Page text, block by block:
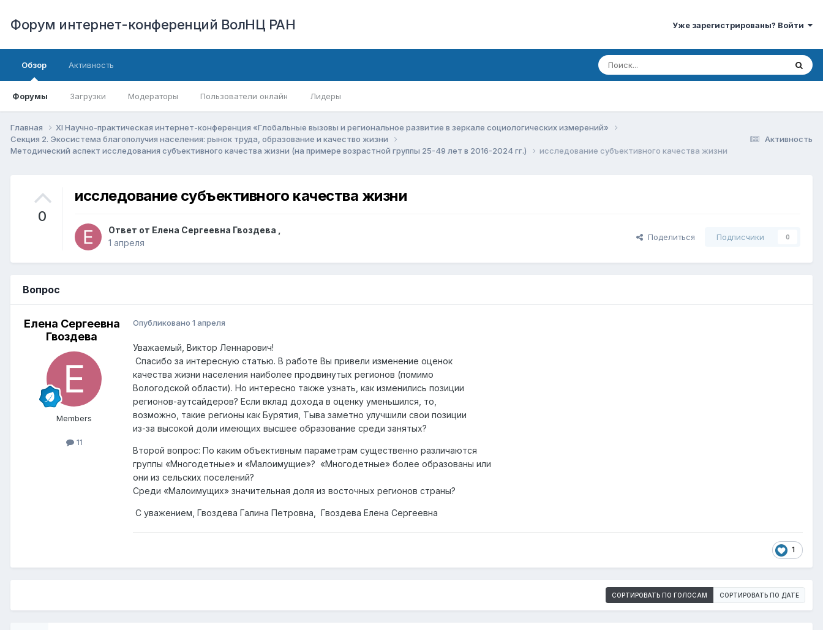
Форум интернет-конференций ВолНЦ РАН Уже зарегистрированы? Войти
Обзор
Форумы Загрузки Модераторы Пользователи онлайн Лидеры
Активность
Активность
Главная
XI Научно-практическая интернет-конференция «Глобальные вызовы и региональное развитие в зеркале социологических измерений»
Секция 2. Экосистема благополучия населения: рынок труда, образование и качество жизни
Методический аспект исследования субъективного качества жизни (на примере возрастной группы 25-49 лет в 2016-2024 гг.)
исследование субъективного качества жизни
0
исследование субъективного качества жизни
Ответ от Елена Сергеевна Гвоздева
1 апреля
Поделиться Подписчики 0
Вопрос
Елена Сергеевна
Гвоздева
Members
11
Опубликовано 1 апреля
Уважаемый, Виктор Леннарович!
Спасибо за интересную статью. В работе Вы привели изменение оценок
качества жизни населения наиболее продвинутых регионов (помимо
Вологодской области). Но интересно также узнать, как изменились позиции
регионов-аутсайдеров? Если вклад дохода в оценку уменьшился, то,
возможно, такие регионы как Бурятия, Тыва заметно улучшили свои позиции
из-за высокой доли имеющих высшее образование среди занятых?
Второй вопрос: По каким объективным параметрам существенно различаются
группы «Многодетные» и «Малоимущие»? «Многодетные» более образованы или
они из сельских поселений?
Среди «Малоимущих» значительная доля из восточных регионов страны?
С уважением, Гвоздева Галина Петровна, Гвоздева Елена Сергеевна
1
СОРТИРОВАТЬ ПО ГОЛОСАМ СОРТИРОВАТЬ ПО ДАТЕ